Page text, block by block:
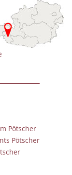
Pötscher
Pötscher